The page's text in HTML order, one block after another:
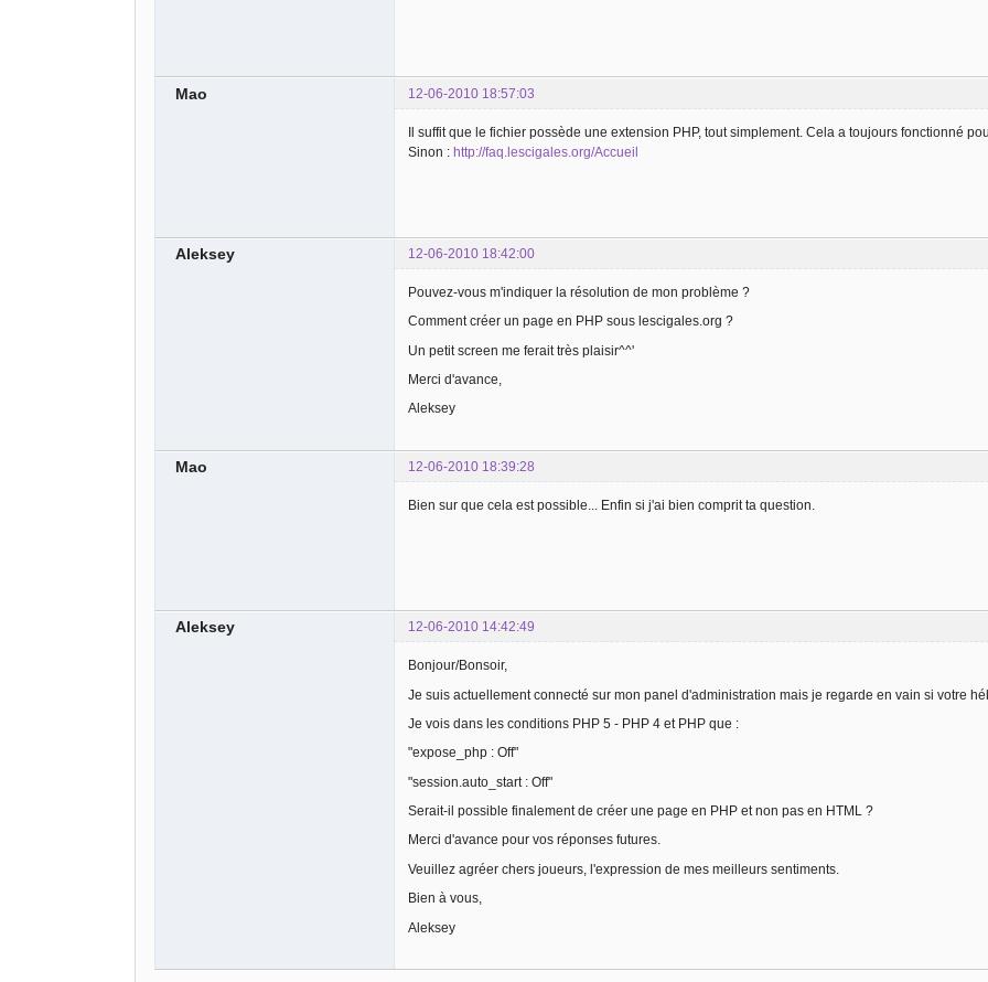
Mao 12-06-2010 18:57:03
Il suffit que le fichier possède une extension PHP, tout simplement. Cela a toujours fonctionné
Sinon : http://faq.lescigales.org/Accueil
Aleksey 12-06-2010 18:42:00
Pouvez-vous m'indiquer la résolution de mon problème ?
Comment créer un page en PHP sous lescigales.org ?
Un petit screen me ferait très plaisir^^'
Merci d'avance,
Aleksey
Mao 12-06-2010 18:39:28
Bien sur que cela est possible... Enfin si j'ai bien comprit ta question.
Aleksey 12-06-2010 14:42:49
Bonjour/Bonsoir,
Je suis actuellement connecté sur mon panel d'administration mais je regarde en vain si votre
Je vois dans les conditions PHP 5 - PHP 4 et PHP que :
"expose_php : Off"
"session.auto_start : Off"
Serait-il possible finalement de créer une page en PHP et non pas en HTML ?
Merci d'avance pour vos réponses futures.
Veuillez agréer chers joueurs, l'expression de mes meilleurs sentiments.
Bien à vous,
Aleksey